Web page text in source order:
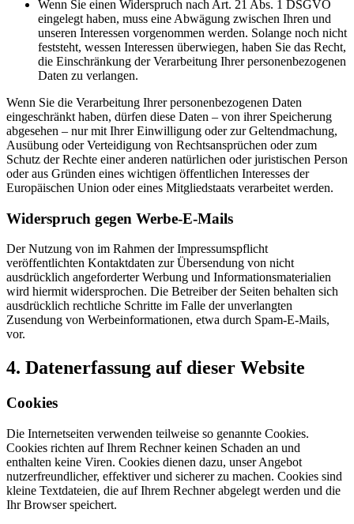
Wenn Sie einen Widerspruch nach Art. 21 Abs. 1 DSGVO
eingelegt haben, muss eine Abwägung zwischen Ihren und
unseren Interessen vorgenommen werden. Solange noch nicht
feststeht, wessen Interessen überwiegen, haben Sie das Recht,
die Einschränkung der Verarbeitung Ihrer personenbezogenen
Daten zu verlangen.
Wenn Sie die Verarbeitung Ihrer personenbezogenen Daten
eingeschränkt haben, dürfen diese Daten – von ihrer Speicherung
abgesehen – nur mit Ihrer Einwilligung oder zur Geltendmachung,
Ausübung oder Verteidigung von Rechtsansprüchen oder zum
Schutz der Rechte einer anderen natürlichen oder juristischen Person
oder aus Gründen eines wichtigen öffentlichen Interesses der
Europäischen Union oder eines Mitgliedstaats verarbeitet werden.
Widerspruch gegen Werbe-E-Mails
Der Nutzung von im Rahmen der Impressumspflicht
veröffentlichten Kontaktdaten zur Übersendung von nicht
ausdrücklich angeforderter Werbung und Informationsmaterialien
wird hiermit widersprochen. Die Betreiber der Seiten behalten sich
ausdrücklich rechtliche Schritte im Falle der unverlangten
Zusendung von Werbeinformationen, etwa durch Spam-E-Mails,
vor.
4. Datenerfassung auf dieser Website
Cookies
Die Internetseiten verwenden teilweise so genannte Cookies.
Cookies richten auf Ihrem Rechner keinen Schaden an und
enthalten keine Viren. Cookies dienen dazu, unser Angebot
nutzerfreundlicher, effektiver und sicherer zu machen. Cookies sind
kleine Textdateien, die auf Ihrem Rechner abgelegt werden und die
Ihr Browser speichert.